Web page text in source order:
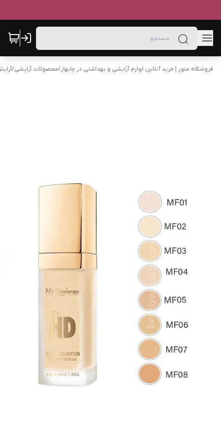
فروشگاه منور | خرید آنلاین لوازم آرایشی و بهداشتی در چابهار/محصولات آرایشی/